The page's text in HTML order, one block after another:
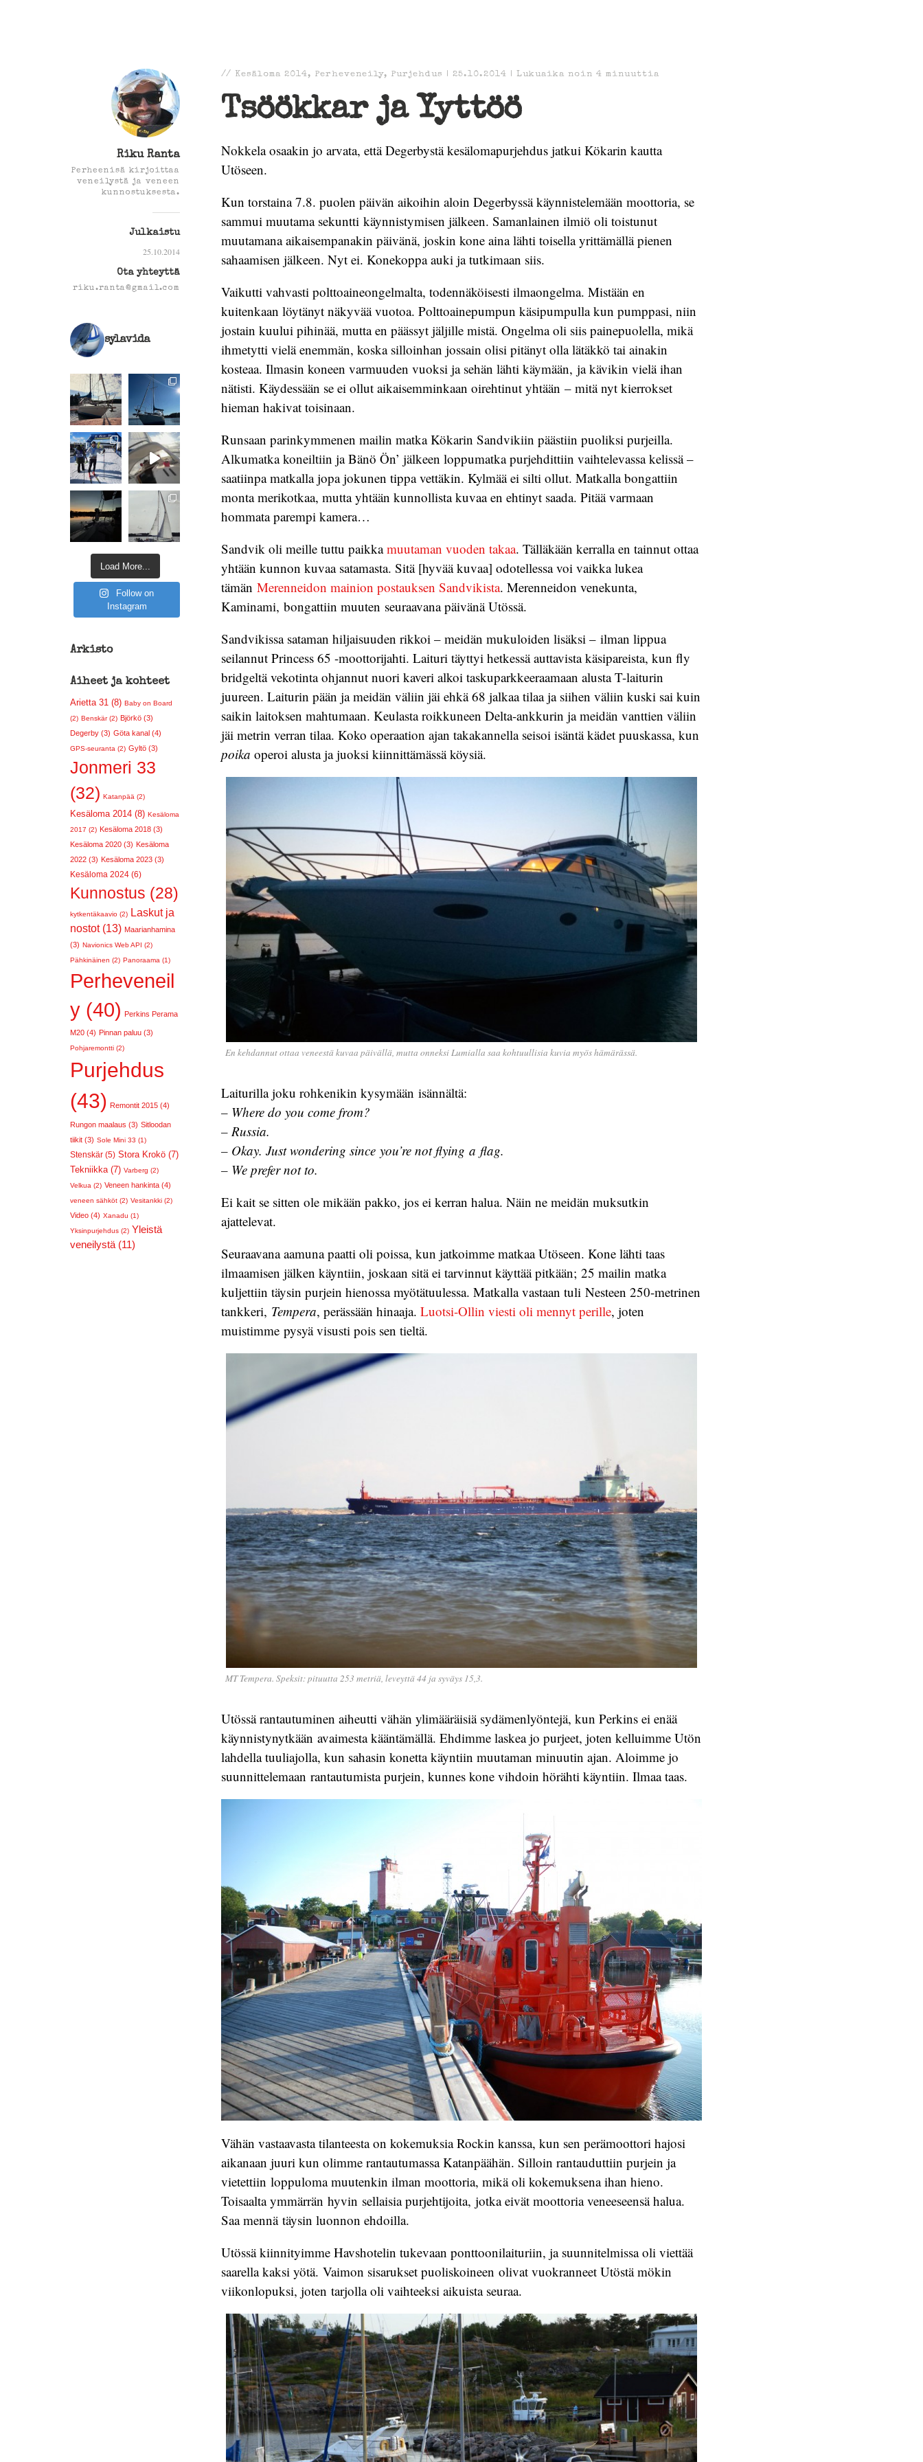
Riku Ranta
Perheenisä kirjoittaa
veneilystä ja veneen
kunnostuksesta.
Julkaistu
25.10.2014
// Kesäloma 2014, Perheveneily, Purjehdus | 25.10.2014 | Lukuaika noin 4 minuuttia
Tsöökkar ja Yyttöö
Nokkela osaakin jo arvata, että Degerbystä kesälomapurjehdus jatkui Kökarin kautta
Utöseen.
Kun torstaina 7.8. puolen päivän aikoihin aloin Degerbyssä käynnistelemään moottoria, se
sammui muutama sekuntti käynnistymisen jälkeen. Samanlainen ilmiö oli toistunut
muutamana aikaisempanakin päivänä, joskin kone aina lähti toisella yrittämällä pienen
sahaamisen jälkeen. Nyt ei. Konekoppa auki ja tutkimaan siis.
Vaikutti vahvasti polttoaineongelmalta, todennäköisesti ilmaongelma. Mistään en
kuitenkaan löytänyt näkyvää vuotoa. Polttoainepumpun käsipumpulla kun pumppasi, niin
jostain kuului pihinää, mutta en päässyt jäljille mistä. Ongelma oli siis painepuolella, mikä
ihmetytti vielä enemmän, koska silloinhan jossain olisi pitänyt olla lätäkkö tai ainakin
kosteaa. Ilmasin koneen varmuuden vuoksi ja sehän lähti käymään, ja kävikin vielä ihan
nätisti. Käydessään se ei ollut aikaisemminkaan oirehtinut yhtään – mitä nyt kierrokset
hieman hakivat toisinaan.
Runsaan parinkymmenen mailin matka Kökarin Sandvikiin päästiin puoliksi purjeilla.
Alkumatka koneiltiin ja Bänö Ön’ jälkeen loppumatka purjehdittiin vaihtelevassa kelissä –
saatiinpa matkalla jopa jokunen tippa vettäkin. Kylmää ei silti ollut. Matkalla bongattiin
monta merikotkaa, mutta yhtään kunnollista kuvaa en ehtinyt saada. Pitää varmaan
hommata parempi kamera…
Sandvik oli meille tuttu paikkamuutaman vuoden takaa. Tälläkään kerralla en tainnut ottaa
yhtään kunnon kuvaa satamasta. Sitä [hyvää kuvaa] odotellessa voi vaikka lukea
tämän Merenneidon mainion postauksen Sandvikista. Merenneidon venekunta,
Kaminami, bongattiin muuten seuraavana päivänä Utössä.
Sandvikissa sataman hiljaisuuden rikkoi – meidän mukuloiden lisäksi – ilman lippua
seilannut Princess 65 -moottorijahti. Laituri täyttyi hetkessä auttavista käsipareista, kun fly
bridgeltä vekotinta ohjannut nuori kaveri alkoi taskuparkkeeraamaan alusta T-laiturin
juureen. Laiturin pään ja meidän väliin jäi ehkä 68 jalkaa tilaa ja siihen väliin kuski sai kuin
saikin laitoksen mahtumaan. Keulasta roikkuneen Delta-ankkurin ja meidän vanttien väliin
jäi metrin verran tilaa. Koko operaation ajan takakannella seisoi isäntä kädet puuskassa, kun
poika operoi alusta ja juoksi kiinnittämässä köysiä.
En kehdannut ottaa veneestä kuvaa päivällä, mutta onneksi Lumialla saa kohtuullisia kuvia myös hämärässä.
Laiturilla joku rohkenikin kysymään isännältä:
– Where do you come from?
– Russia.
– Okay. Just wondering since you’re not flying a flag.
– We prefer not to.
Ei kait se sitten ole mikään pakko, jos ei kerran halua. Näin ne meidän muksutkin
ajattelevat.
Seuraavana aamuna paatti oli poissa, kun jatkoimme matkaa Utöseen. Kone lähti taas
ilmaamisen jälken käyntiin, joskaan sitä ei tarvinnut käyttää pitkään; 25 mailin matka
kuljettiin täysin purjein hienossa myötätuulessa. Matkalla vastaan tuli Nesteen 250-metrinen
tankkeri, Tempera, perässään hinaaja. Luotsi-Ollin viesti oli mennyt perille, joten
muistimme pysyä visusti pois sen tieltä.
MT Tempera. Speksit: pituutta 253 metriä, leveyttä 44 ja syväys 15,3.
Utössä rantautuminen aiheutti vähän ylimääräisiä sydämenlyöntejä, kun Perkins ei enää
käynnistynytkään avaimesta kääntämällä. Ehdimme laskea jo purjeet, joten kelluimme Utön
lahdella tuuliajolla, kun sahasin konetta käyntiin muutaman minuutin ajan. Aloimme jo
suunnittelemaan rantautumista purjein, kunnes kone vihdoin hörähti käyntiin. Ilmaa taas.
Vähän vastaavasta tilanteesta on kokemuksia Rockin kanssa, kun sen perämoottori hajosi
aikanaan juuri kun olimme rantautumassa Katanpäähän. Silloin rantauduttiin purjein ja
vietettiin loppuloma muutenkin ilman moottoria, mikä oli kokemuksena ihan hieno.
Toisaalta ymmärrän hyvin sellaisia purjehtijoita, jotka eivät moottoria veneeseensä halua.
Saa mennä täysin luonnon ehdoilla.
Utössä kiinnityimme Havshotelin tukevaan ponttoonilaituriin, ja suunnitelmissa oli viettää
saarella kaksi yötä. Vaimon sisarukset puoliskoineen olivat vuokranneet Utöstä mökin
viikonlopuksi, joten tarjolla oli vaihteeksi aikuista seuraa.
Ota yhteyttä
riku.ranta@gmail.com
sylavida
Load More...
Follow on
Instagram
Arkisto
Aiheet ja kohteet
Arietta 31 (8) Baby on Board
(2) Benskär (2) Björkö (3)
Degerby (3) Göta kanal (4)
GPS-seuranta (2) Gyltö (3)
Jonmeri 33
(32) Katanpää (2)
Kesäloma 2014 (8) Kesäloma
2017 (2) Kesäloma 2018 (3)
Kesäloma 2020 (3) Kesäloma
2022 (3) Kesäloma 2023 (3)
Kesäloma 2024 (6)
Kunnostus (28)
kytkentäkaavio (2)
Laskut ja
nostot (13) Maarianhamina
(3) Navionics Web API (2)
Pähkinäinen (2) Panoraama (1)
Perheveneil
y (40) Perkins Perama
M20 (4) Pinnan paluu (3)
Pohjaremontti (2)
Purjehdus
(43) Remontit 2015 (4)
Rungon maalaus (3) Sitloodan
tiikit (3) Sole Mini 33 (1)
Stenskär (5) Stora Krokö (7)
Tekniikka (7) Varberg (2)
Velkua (2) Veneen hankinta (4)
veneen sähköt (2) Vesitankki (2)
Video (4) Xanadu (1)
Yksinpurjehdus (2) Yleistä
veneilystä (11)